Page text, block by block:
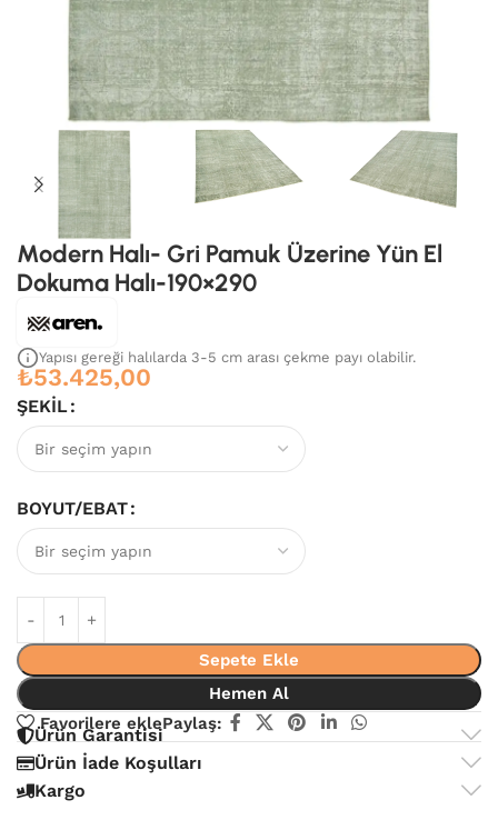
Modern Halı- Gri Pamuk Üzerine Yün El
Dokuma Halı-190×290
Yapısı gereği halılarda 3-5 cm arası çekme payı olabilir.
₺53.425,00
ŞEKIL
BOYUT/EBAT
Sepete Ekle
Hemen Al
Favorilere eklePaylaş:
Ürün Garantisi
Ürün İade Koşulları
Kargo